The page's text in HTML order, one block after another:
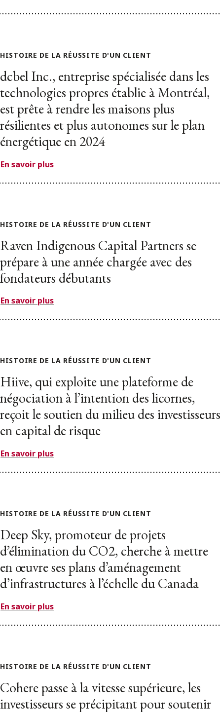
HISTOIRE DE LA RÉUSSITE D'UN CLIENT
dcbel Inc., entreprise spécialisée dans les
technologies propres établie à Montréal,
est prête à rendre les maisons plus
résilientes et plus autonomes sur le plan
énergétique en 2024
En savoir plus
HISTOIRE DE LA RÉUSSITE D'UN CLIENT
Raven Indigenous Capital Partners se
prépare à une année chargée avec des
fondateurs débutants
En savoir plus
HISTOIRE DE LA RÉUSSITE D'UN CLIENT
Hiive, qui exploite une plateforme de
négociation à l’intention des licornes,
reçoit le soutien du milieu des investisseurs
en capital de risque
En savoir plus
HISTOIRE DE LA RÉUSSITE D'UN CLIENT
Deep Sky, promoteur de projets
d’élimination du CO2, cherche à mettre
en œuvre ses plans d’aménagement
d’infrastructures à l’échelle du Canada
En savoir plus
HISTOIRE DE LA RÉUSSITE D'UN CLIENT
Cohere passe à la vitesse supérieure, les
investisseurs se précipitant pour soutenir